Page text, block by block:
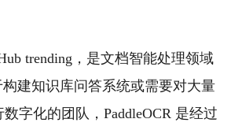
trending，是文档智能处理领域
建知识库问答系统或需要对大量
字化的团队，PaddleOCR 是经过